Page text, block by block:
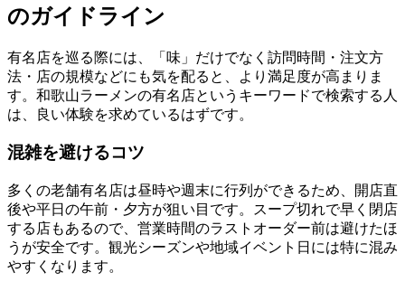
のガイドライン
有名店を巡る際には、「味」だけでなく訪問時間・注文方
法・店の規模などにも気を配ると、より満足度が高まりま
す。和歌山ラーメンの有名店というキーワードで検索する人
は、良い体験を求めているはずです。
混雑を避けるコツ
多くの老舗有名店は昼時や週末に行列ができるため、開店直
後や平日の午前・夕方が狙い目です。スープ切れで早く閉店
する店もあるので、営業時間のラストオーダー前は避けたほ
うが安全です。観光シーズンや地域イベント日には特に混み
やすくなります。